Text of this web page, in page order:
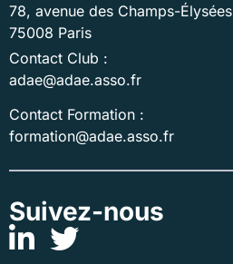
78, avenue des Champs-Élysées
75008 Paris
Contact Club :
adae@adae.asso.fr
Contact Formation :
formation@adae.asso.fr
Suivez-nous